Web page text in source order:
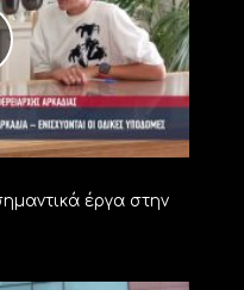
έργα στην